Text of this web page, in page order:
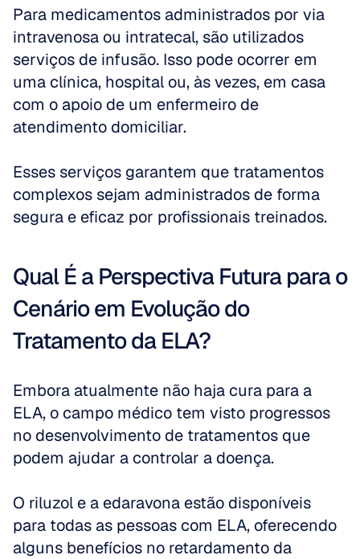
Para medicamentos administrados por via
intravenosa ou intratecal, são utilizados
serviços de infusão. Isso pode ocorrer em
uma clínica, hospital ou, às vezes, em casa
com o apoio de um enfermeiro de
atendimento domiciliar.
Esses serviços garantem que tratamentos
complexos sejam administrados de forma
segura e eficaz por profissionais treinados.
Qual É a Perspectiva Futura para o
Cenário em Evolução do
Tratamento da ELA?
Embora atualmente não haja cura para a
ELA, o campo médico tem visto progressos
no desenvolvimento de tratamentos que
podem ajudar a controlar a doença.
O riluzol e a edaravona estão disponíveis
para todas as pessoas com ELA, oferecendo
alguns benefícios no retardamento da